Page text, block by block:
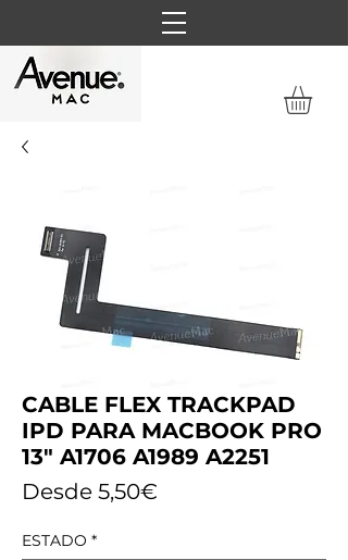
CABLE FLEX TRACKPAD
IPD PARA MACBOOK PRO
13" A1706 A1989 A2251
Desde 5,50€
ESTADO *